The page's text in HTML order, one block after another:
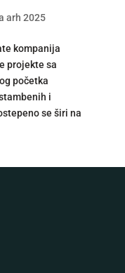
arh 2025
kompanija
projekte sa
početka
i
se širi na